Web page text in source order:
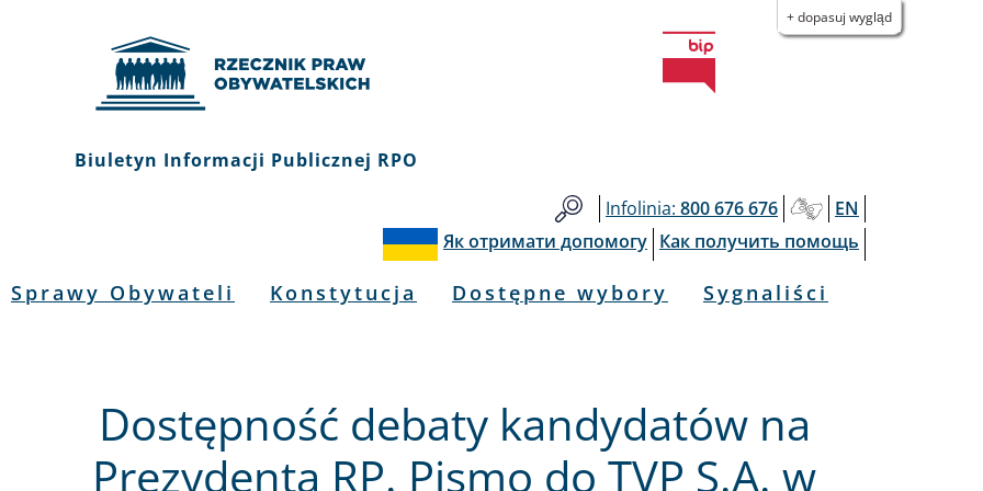
+ dopasuj wygląd
Biuletyn Informacji Publicznej RPO
Infolinia: 800 676 676
EN
Як отримати допомогу Как получить помощь
Sprawy Obywateli Konstytucja Dostępne wybory Sygnaliści
Dostępność debaty kandydatów na
Prezydenta RP. Pismo do TVP S.A. w